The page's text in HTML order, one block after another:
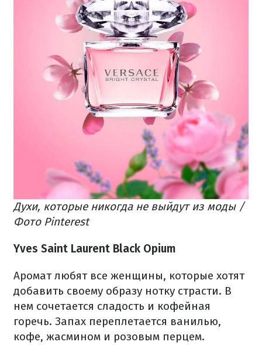
Духи, которые никогда не выйдут из моды /
Фото Pinterest
Yves Saint Laurent Black Opium
Аромат любят все женщины, которые хотят
добавить своему образу нотку страсти. В
нем сочетается сладость и кофейная
горечь. Запах переплетается ванилью,
кофе, жасмином и розовым перцем.